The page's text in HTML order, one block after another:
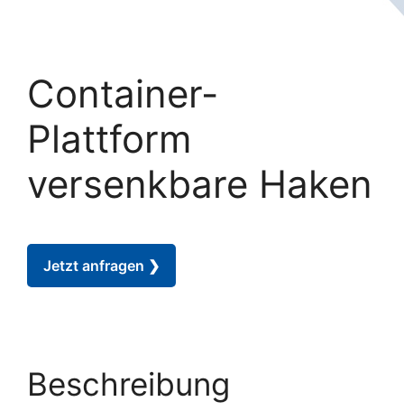
Container-
Plattform
versenkbare Haken
Jetzt anfragen ❯
Beschreibung